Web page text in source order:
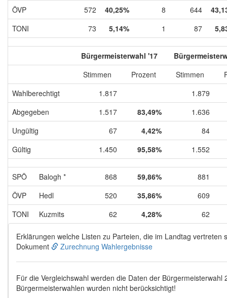
ÖVP
572 40,25% 8 644
TONI
73 5,14% 1 87
Bürgermeisterwahl '17
Stimmen
Prozent Stimmen
Wahlberechtigt
1.817
1.879
Abgegeben
1.517 83,49%
1.636
Ungültig
67 4,42%
84
Gültig
1.450 95,58% 1.552
SPÖ Balogh * 868 59,86%
881
ÖVP
Hedl 520 35,86%
609
TONI
Kuzmits 62 4,28% 62
Erklärungen welche Listen zu Parteien, die im Landtag vertreten
Dokument
Zurechnung Wahlergebnisse
Für die Vergleichswahl werden die Daten der Bürgermeisterwahl
Bürgermeisterwahlen wurden nicht berücksichtigt!